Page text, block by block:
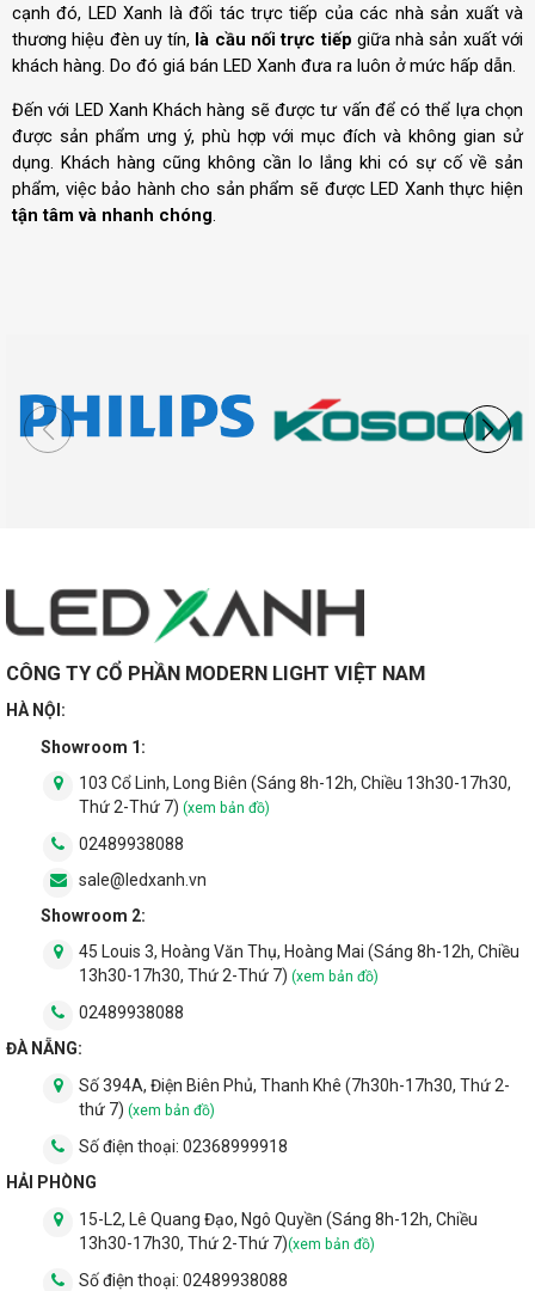
cạnh đó, LED Xanh là đối tác trực tiếp của các nhà sản xuất và
thương hiệu đèn uy tín, là cầu nối trực tiếp giữa nhà sản xuất với
khách hàng. Do đó giá bán LED Xanh đưa ra luôn ở mức hấp dẫn.
Đến với LED Xanh Khách hàng sẽ được tư vấn để có thể lựa chọn
được sản phẩm ưng ý, phù hợp với mục đích và không gian sử
dụng. Khách hàng cũng không cần lo lắng khi có sự cố về sản
phẩm, việc bảo hành cho sản phẩm sẽ được LED Xanh thực hiện
tận tâm và nhanh chóng.
CÔNG TY CỔ PHẦN MODERN LIGHT VIỆT NAM
HÀ NỘI:
Showroom 1:
103 Cổ Linh, Long Biên (Sáng 8h-12h, Chiều 13h30-17h30,
Thứ 2-Thứ 7) (xem bản đồ)
02489938088
sale@ledxanh.vn
Showroom 2:
45 Louis 3, Hoàng Văn Thụ, Hoàng Mai (Sáng 8h-12h, Chiều
13h30-17h30, Thứ 2-Thứ 7) (xem bản đồ)
02489938088
ĐÀ NẴNG:
Số 394A, Điện Biên Phủ, Thanh Khê (7h30h-17h30, Thứ 2-
thứ 7) (xem bản đồ)
Số điện thoại: 02368999918
HẢI PHÒNG
15-L2, Lê Quang Đạo, Ngô Quyền (Sáng 8h-12h, Chiều
13h30-17h30, Thứ 2-Thứ 7)(xem bản đồ)
Số điện thoại: 02489938088